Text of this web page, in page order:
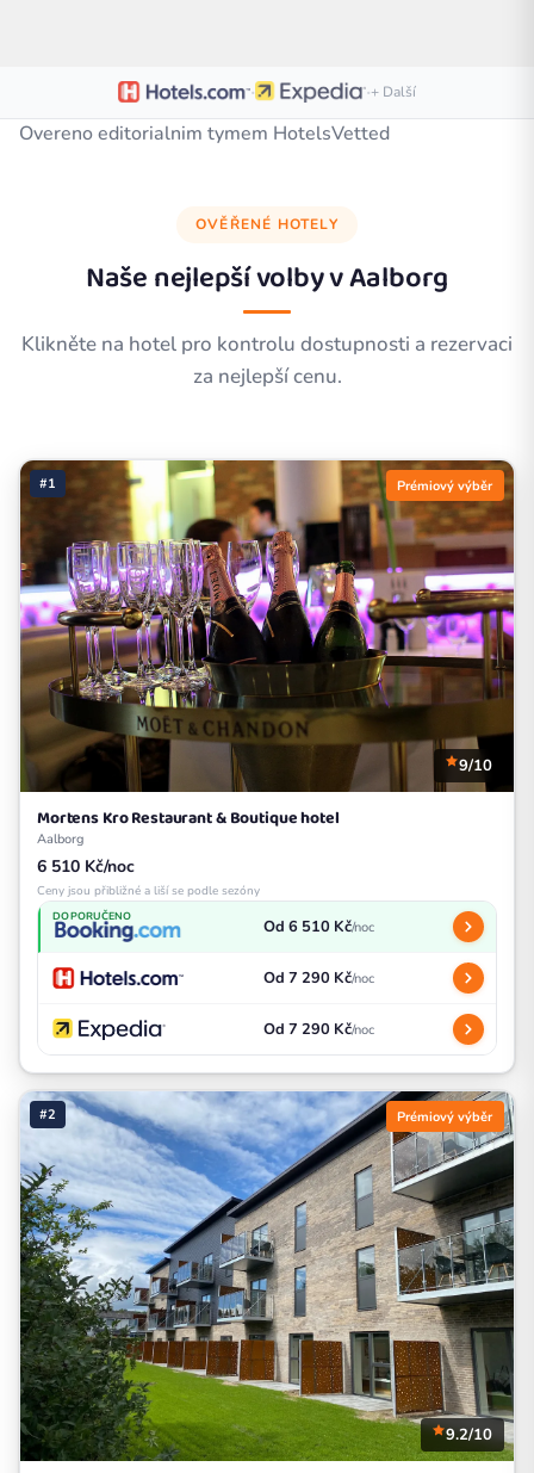
· ·+ Další
Overeno editorialnim tymem HotelsVetted
OVĚŘENÉ HOTELY
Naše nejlepší volby vAalborg
Klikněte na hotel pro kontrolu dostupnosti a rezervaci
za nejlepší cenu.
#1 Prémiový výběr
9/10
Mortens Kro Restaurant & Boutique hotel
Aalborg
6 510 Kč/noc
Ceny jsou přibližné a liší se podle sezóny
DOPORUČENO Od 6 510 Kč/noc
Od 7 290 Kč/noc
Od 7 290 Kč/noc
#2 Prémiový výběr
9.2/10